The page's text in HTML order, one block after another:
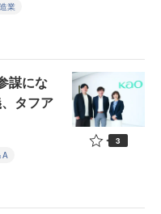
業
謀にな
タフア
A
3